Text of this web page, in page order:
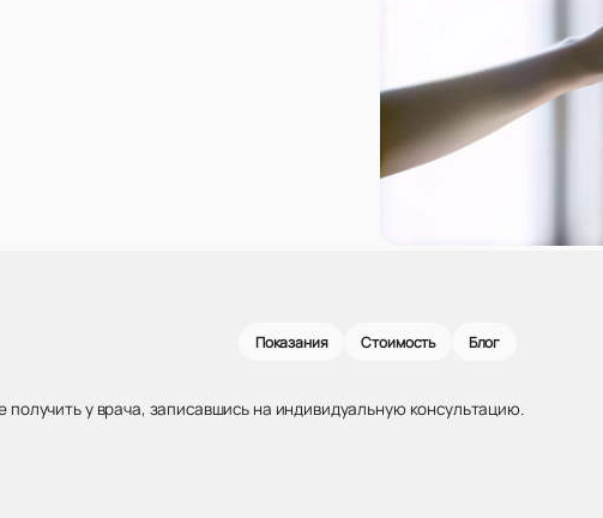
Показания Стоимость Блог
у врача, записавшись на индивидуальную консультацию.